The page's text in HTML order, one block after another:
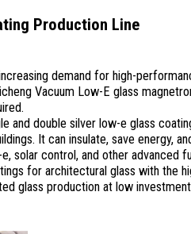
Production Line
demand for high-
Vacuum Low-E glass
and double silver low-e glass
It can insulate, save energy,
solar control, and other advanced
for architectural glass with the
glass production at low